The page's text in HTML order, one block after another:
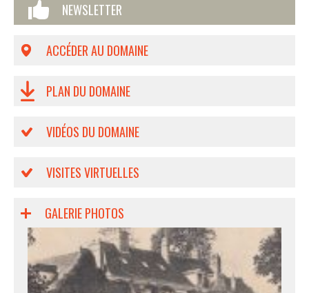
NEWSLETTER
ACCÉDER AU DOMAINE
PLAN DU DOMAINE
VIDÉOS DU DOMAINE
VISITES VIRTUELLES
GALERIE PHOTOS